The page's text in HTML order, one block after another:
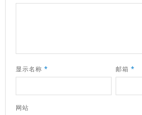
显示名称 * 邮箱 *
网站